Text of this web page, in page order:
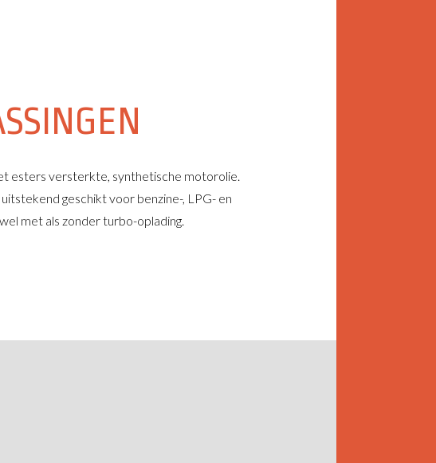
esters versterkte, synthetische motorolie.
geschikt voor benzine-, LPG- en
met als zonder turbo-oplading.